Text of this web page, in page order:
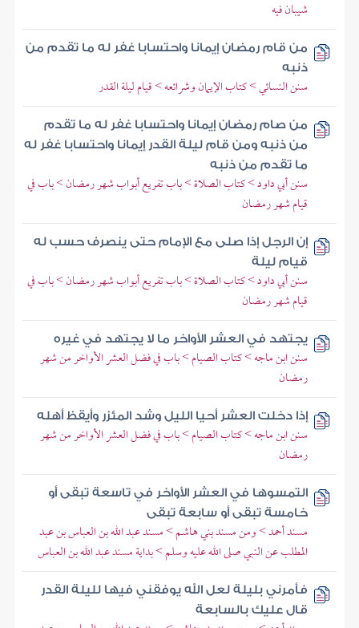
شيبان فيه
من قام رمضان إيمانا واحتسابا غفر له ما تقدم من
ذنبه
سنن النسائي > كتاب الإيمان وشرائعه > قيام ليلة القدر
من صام رمضان إيمانا واحتسابا غفر له ما تقدم
من ذنبه ومن قام ليلة القدر إيمانا واحتسابا غفر له
ما تقدم من ذنبه
سنن أبي داود > كتاب الصلاة > باب تفريع أبواب شهر رمضان > باب في
قيام شهر رمضان
إن الرجل إذا صلى مع الإمام حتى ينصرف حسب له
قيام ليلة
سنن أبي داود > كتاب الصلاة > باب تفريع أبواب شهر رمضان > باب في
قيام شهر رمضان
يجتهد في العشر الأواخر ما لا يجتهد في غيره
سنن ابن ماجه > كتاب الصيام > باب في فضل العشر الأواخر من شهر
رمضان
إذا دخلت العشر أحيا الليل وشد المئزر وأيقظ أهله
سنن ابن ماجه > كتاب الصيام > باب في فضل العشر الأواخر من شهر
رمضان
التمسوها في العشر الأواخر في تاسعة تبقى أو
خامسة تبقى أو سابعة تبقى
مسند أحمد > ومن مسند بني هاشم > مسند عبد الله بن العباس بن عبد
المطلب عن النبي صلى الله عليه وسلم > بداية مسند عبد الله بن العباس
فأمرني بليلة لعل الله يوفقني فيها لليلة القدر
قال عليك بالسابعة